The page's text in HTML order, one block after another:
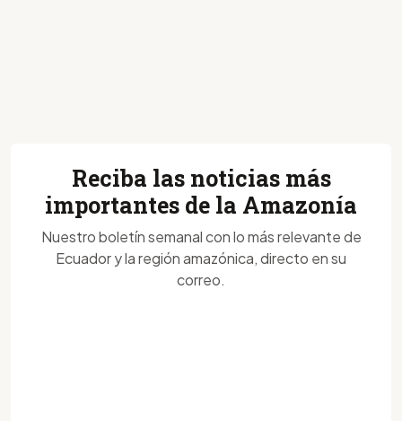
Reciba las noticias más
importantes de la Amazonía
Nuestro boletín semanal con lo más relevante de
Ecuador y la región amazónica, directo en su
correo.